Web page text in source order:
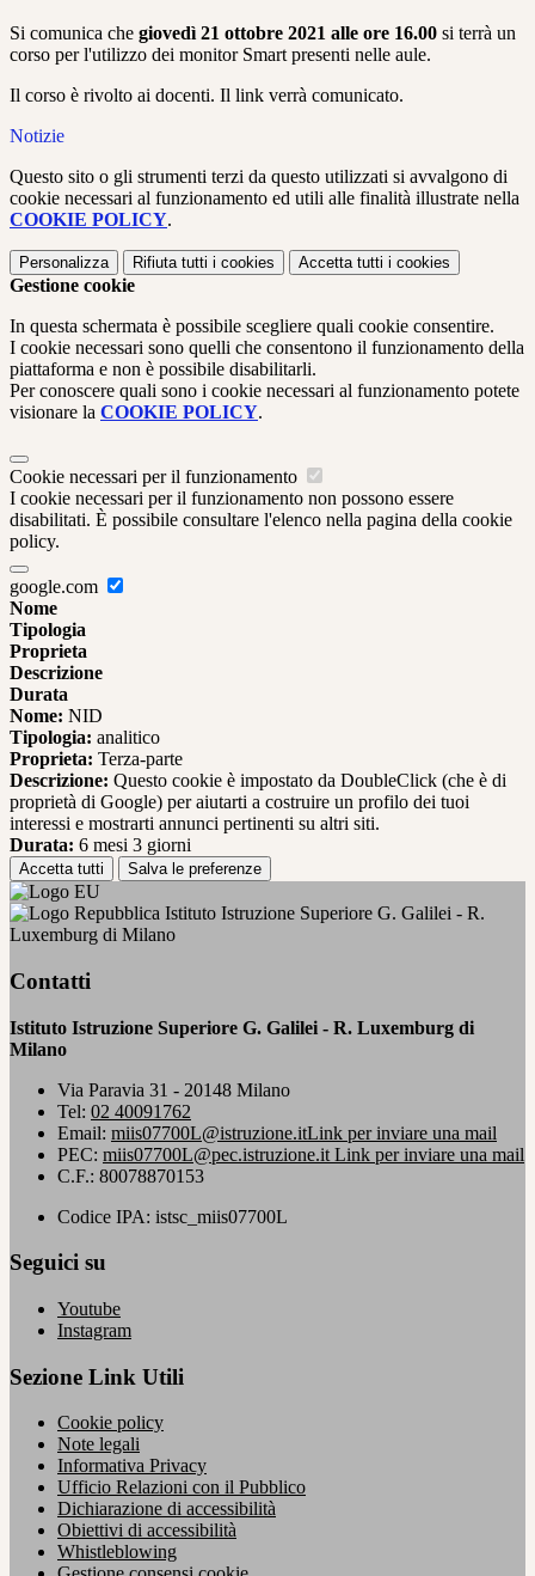
Si comunica che giovedì 21 ottobre 2021 alle ore 16.00 si terrà un
corso per l'utilizzo dei monitor Smart presenti nelle aule.
Il corso è rivolto ai docenti. Il link verrà comunicato.
Notizie
Questo sito o gli strumenti terzi da questo utilizzati si avvalgono di
cookie necessari al funzionamento ed utili alle finalità illustrate nella
COOKIE POLICY.
Personalizza Rifiuta tutti i cookies Accetta tutti i cookies
Gestione cookie
In questa schermata è possibile scegliere quali cookie consentire.
I cookie necessari sono quelli che consentono il funzionamento della
piattaforma e non è possibile disabilitarli.
Per conoscere quali sono i cookie necessari al funzionamento potete
visionare la COOKIE POLICY.
Cookie necessari per il funzionamento
I cookie necessari per il funzionamento non possono essere
disabilitati. È possibile consultare l'elenco nella pagina della cookie
policy.
google.com
Nome
Tipologia
Proprieta
Descrizione
Durata
Nome: NID
Tipologia: analitico
Proprieta: Terza-parte
Descrizione: Questo cookie è impostato da DoubleClick (che è di
proprietà di Google) per aiutarti a costruire un profilo dei tuoi
interessi e mostrarti annunci pertinenti su altri siti.
Durata: 6 mesi 3 giorni
Accetta tutti Salva le preferenze
Istituto Istruzione Superiore G. Galilei - R.
Luxemburg di Milano
Contatti
Istituto Istruzione Superiore G. Galilei - R. Luxemburg di
Milano
Via Paravia 31 - 20148 Milano
Tel: 02 40091762
Email: miis07700L@istruzione.itLink per inviare una mail
PEC: miis07700L@pec.istruzione.it Link per inviare una mail
C.F.: 80078870153
Codice IPA: istsc_miis07700L
Seguici su
Youtube
Instagram
Sezione Link Utili
Cookie policy
Note legali
Informativa Privacy
Ufficio Relazioni con il Pubblico
Dichiarazione di accessibilità
Obiettivi di accessibilità
Whistleblowing